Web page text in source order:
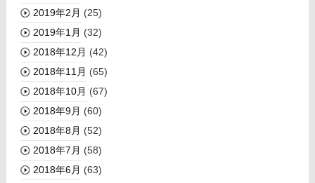
2019年2月 (25)
2019年1月 (32)
2018年12月 (42)
2018年11月 (65)
2018年10月 (67)
2018年9月 (60)
2018年8月 (52)
2018年7月 (58)
2018年6月 (63)